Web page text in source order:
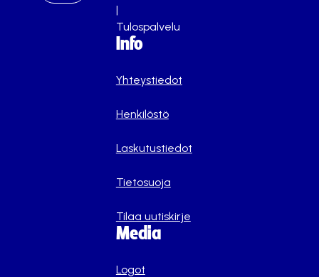
|
Tulospalvelu
Info
Yhteystiedot
Henkilöstö
Laskutustiedot
Tietosuoja
Tilaa uutiskirje
Media
Logot